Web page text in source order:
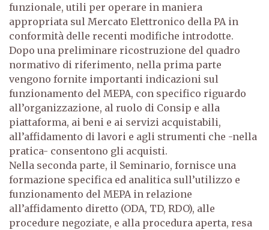
funzionale, utili per operare in maniera
appropriata sul Mercato Elettronico della PA in
conformità delle recenti modifiche introdotte.
Dopo una preliminare ricostruzione del quadro
normativo di riferimento, nella prima parte
vengono fornite importanti indicazioni sul
funzionamento del MEPA, con specifico riguardo
all’organizzazione, al ruolo di Consip e alla
piattaforma, ai beni e ai servizi acquistabili,
all’affidamento di lavori e agli strumenti che -nella
pratica- consentono gli acquisti.
Nella seconda parte, il Seminario, fornisce una
formazione specifica ed analitica sull’utilizzo e
funzionamento del MEPA in relazione
all’affidamento diretto (ODA, TD, RDO), alle
procedure negoziate, e alla procedura aperta, resa